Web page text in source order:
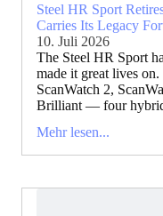
Steel HR Sport
Carries Its Legacy
10. Juli 2026
The Steel HR Sport
made it great lives
ScanWatch 2,
Brilliant — four hybrid
Mehr lesen...